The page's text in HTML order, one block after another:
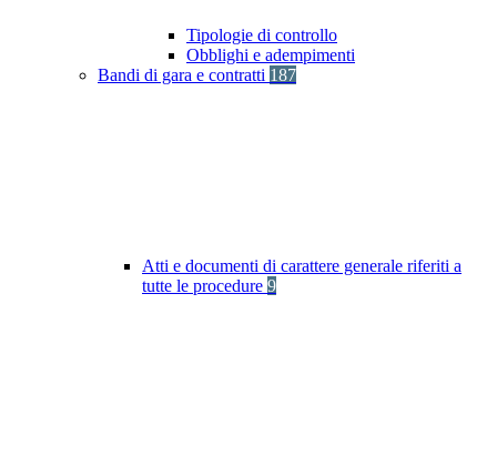
Tipologie di controllo
Obblighi e adempimenti
Bandi di gara e contratti 187
Atti e documenti di carattere generale riferiti a
tutte le procedure 9